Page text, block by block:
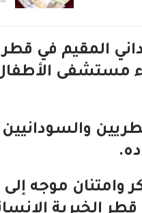
المقيم في قطر
مستشفى
وامتنان موجه